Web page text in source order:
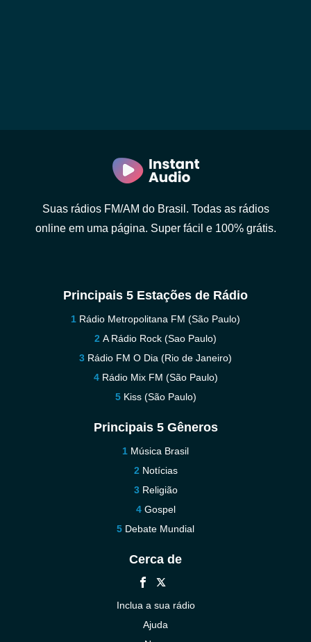
Suas rádios FM/AM do Brasil. Todas as rádios
online em uma página. Super fácil e 100% grátis.
Principais 5 Estações de Rádio
Rádio Metropolitana FM (São Paulo)
A Rádio Rock (Sao Paulo)
Rádio FM O Dia (Rio de Janeiro)
Rádio Mix FM (São Paulo)
Kiss (São Paulo)
Principais 5 Gêneros
Música Brasil
Notícias
Religião
Gospel
Debate Mundial
Cerca de
Inclua a sua rádio
Ajuda